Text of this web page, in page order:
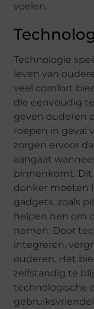
voelen.
Technologie
leven van
veel comfort
die eenvoudig
geven ouderen
roepen in geval
zorgen ervoor
aangaat
binnenkomt.
donker moeten
gadgets, zoals
helpen hen om
nemen. Door
integreren,
ouderen. Het
zelfstandig te
technologische